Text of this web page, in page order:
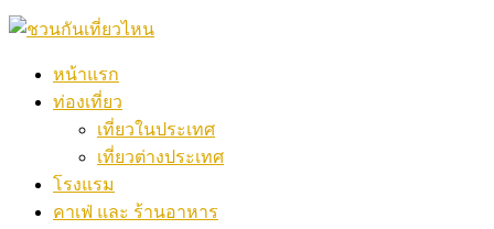
หน้าแรก
ท่องเที่ยว
เที่ยวในประเทศ
เที่ยวต่างประเทศ
โรงแรม
คาเฟ่ และ ร้านอาหาร